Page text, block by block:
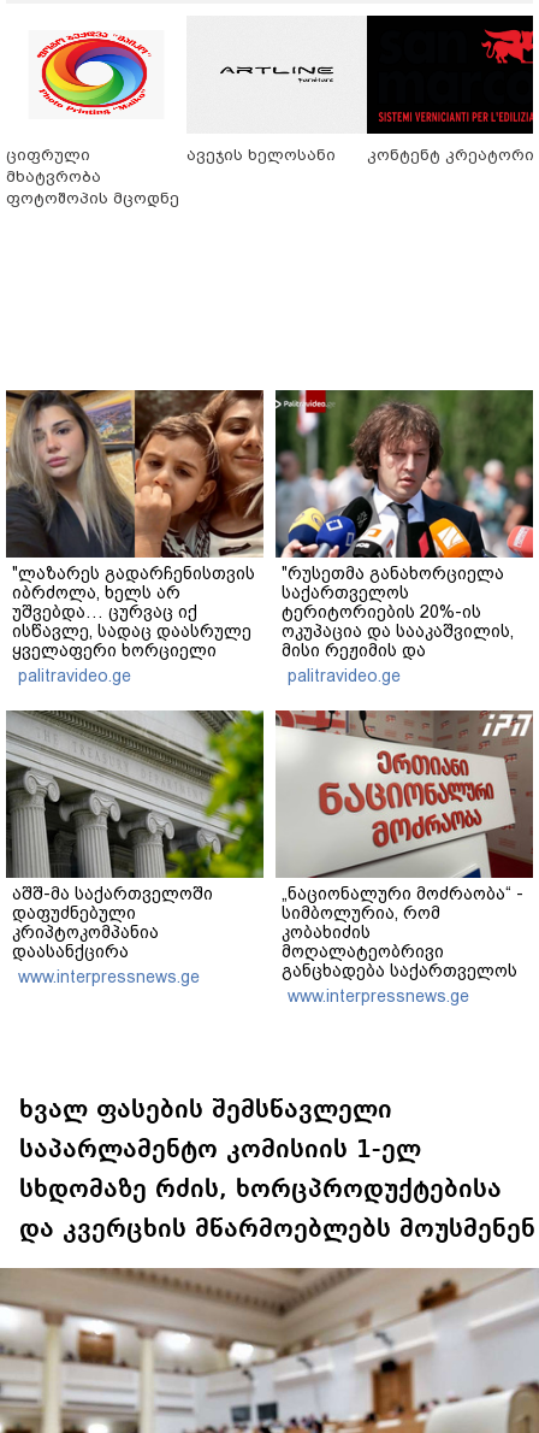
ციფრული
მხატვრობა
ფოტოშოპის მცოდნე
ავეჯის ხელოსანი კონტენტ კრეატორი
"ლაზარეს გადარჩენისთვის
იბრძოლა, ხელს არ
უშვებდა… ცურვაც იქ
ისწავლე, სადაც დაასრულე
ყველაფერი ხორციელი
ცხოვრებიდან" – რას წერს
ხობში დაღუპული დედა-
შვილის ახლობელი?
palitravideo.ge
"რუსეთმა განახორციელა
საქართველოს
ტერიტორიების 20%-ის
ოკუპაცია და სააკაშვილის,
მისი რეჟიმის და
"ნაცმოძრაობის" ღალატი
ვერანაირად ვერ
გადაფარავს ამ
დანაშაულს" - ირაკლი
palitravideo.ge
აშშ-მა საქართველოში
დაფუძნებული
კრიპტოკომპანია
დაასანქცირა
www.interpressnews.ge
„ნაციონალური მოძრაობა“ -
სიმბოლურია, რომ
კობახიძის
მოღალატეობრივი
განცხადება საქართველოს
თავისუფლებისთვის
შეწირული გმირების
www.interpressnews.ge
ხვალ ფასების შემსწავლელი
საპარლამენტო კომისიის 1-ელ
სხდომაზე რძის, ხორცპროდუქტებისა
და კვერცხის მწარმოებლებს მოუსმენენ